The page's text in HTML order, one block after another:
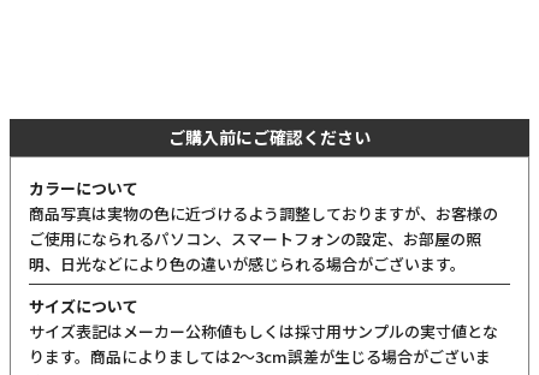
ご購入前にご確認ください
カラーについて
商品写真は実物の色に近づけるよう調整しておりますが、お客様の
ご使用になられるパソコン、スマートフォンの設定、お部屋の照
明、日光などにより色の違いが感じられる場合がございます。
サイズについて
サイズ表記はメーカー公称値もしくは採寸用サンプルの実寸値とな
ります。商品によりましては2〜3cm誤差が生じる場合がございま